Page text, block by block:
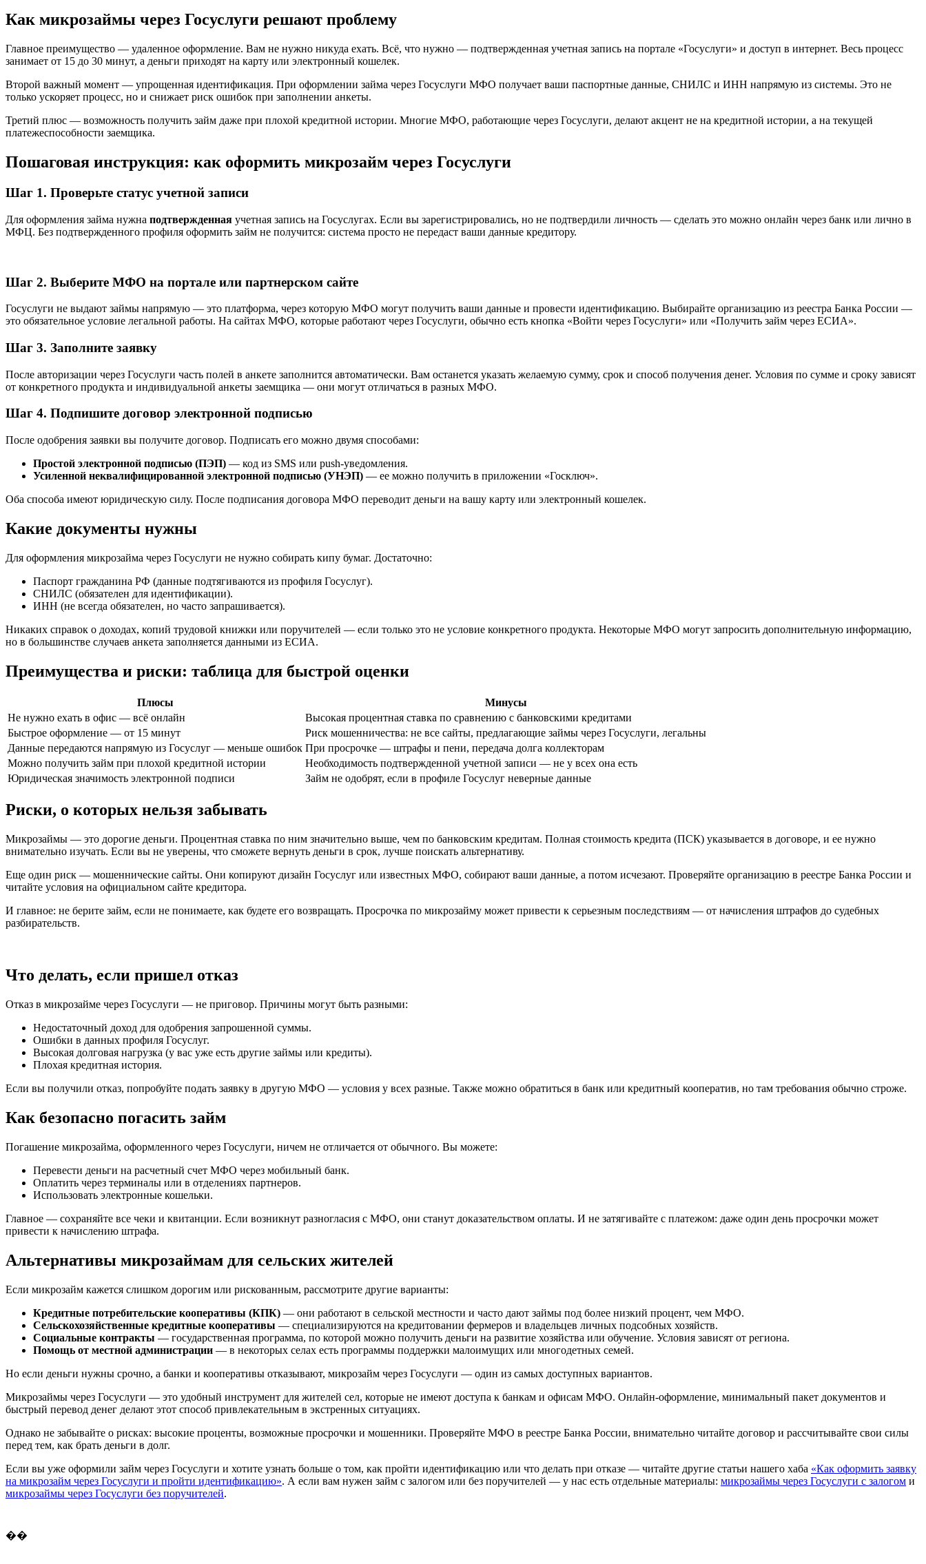
Как микрозаймы через Госуслуги решают проблему
Главное преимущество — удаленное оформление. Вам не нужно никуда ехать. Всё, что нужно — подтвержденная учетная запись на портале «Госуслуги» и доступ в интернет. Весь процесс
занимает от 15 до 30 минут, а деньги приходят на карту или электронный кошелек.
Второй важный момент — упрощенная идентификация. При оформлении займа через Госуслуги МФО получает ваши паспортные данные, СНИЛС и ИНН напрямую из системы. Это не
только ускоряет процесс, но и снижает риск ошибок при заполнении анкеты.
Третий плюс — возможность получить займ даже при плохой кредитной истории. Многие МФО, работающие через Госуслуги, делают акцент не на кредитной истории, а на текущей
платежеспособности заемщика.
Пошаговая инструкция: как оформить микрозайм через Госуслуги
Шаг 1. Проверьте статус учетной записи
Для оформления займа нужна подтвержденная учетная запись на Госуслугах. Если вы зарегистрировались, но не подтвердили личность — сделать это можно онлайн через банк или лично в
МФЦ. Без подтвержденного профиля оформить займ не получится: система просто не передаст ваши данные кредитору.
Шаг 2. Выберите МФО на портале или партнерском сайте
Госуслуги не выдают займы напрямую — это платформа, через которую МФО могут получить ваши данные и провести идентификацию. Выбирайте организацию из реестра Банка России —
это обязательное условие легальной работы. На сайтах МФО, которые работают через Госуслуги, обычно есть кнопка «Войти через Госуслуги» или «Получить займ через ЕСИА».
Шаг 3. Заполните заявку
После авторизации через Госуслуги часть полей в анкете заполнится автоматически. Вам останется указать желаемую сумму, срок и способ получения денег. Условия по сумме и сроку зависят
от конкретного продукта и индивидуальной анкеты заемщика — они могут отличаться в разных МФО.
Шаг 4. Подпишите договор электронной подписью
После одобрения заявки вы получите договор. Подписать его можно двумя способами:
Простой электронной подписью (ПЭП) — код из SMS или push-уведомления.
Усиленной неквалифицированной электронной подписью (УНЭП) — ее можно получить в приложении «Госключ».
Оба способа имеют юридическую силу. После подписания договора МФО переводит деньги на вашу карту или электронный кошелек.
Какие документы нужны
Для оформления микрозайма через Госуслуги не нужно собирать кипу бумаг. Достаточно:
Паспорт гражданина РФ (данные подтягиваются из профиля Госуслуг).
СНИЛС (обязателен для идентификации).
ИНН (не всегда обязателен, но часто запрашивается).
Никаких справок о доходах, копий трудовой книжки или поручителей — если только это не условие конкретного продукта. Некоторые МФО могут запросить дополнительную информацию,
но в большинстве случаев анкета заполняется данными из ЕСИА.
Преимущества и риски: таблица для быстрой оценки
Плюсы
Минусы
Не нужно ехать в офис — всё онлайн
Высокая процентная ставка по сравнению с банковскими кредитами
Быстрое оформление — от 15 минут
Риск мошенничества: не все сайты, предлагающие займы через Госуслуги, легальны
Данные передаются напрямую из Госуслуг — меньше ошибок При просрочке — штрафы и пени, передача долга коллекторам
Можно получить займ при плохой кредитной истории
Необходимость подтвержденной учетной записи — не у всех она есть
Юридическая значимость электронной подписи
Займ не одобрят, если в профиле Госуслуг неверные данные
Риски, о которых нельзя забывать
Микрозаймы — это дорогие деньги. Процентная ставка по ним значительно выше, чем по банковским кредитам. Полная стоимость кредита (ПСК) указывается в договоре, и ее нужно
внимательно изучать. Если вы не уверены, что сможете вернуть деньги в срок, лучше поискать альтернативу.
Еще один риск — мошеннические сайты. Они копируют дизайн Госуслуг или известных МФО, собирают ваши данные, а потом исчезают. Проверяйте организацию в реестре Банка России и
читайте условия на официальном сайте кредитора.
И главное: не берите займ, если не понимаете, как будете его возвращать. Просрочка по микрозайму может привести к серьезным последствиям — от начисления штрафов до судебных
разбирательств.
Что делать, если пришел отказ
Отказ в микрозайме через Госуслуги — не приговор. Причины могут быть разными:
Недостаточный доход для одобрения запрошенной суммы.
Ошибки в данных профиля Госуслуг.
Высокая долговая нагрузка (у вас уже есть другие займы или кредиты).
Плохая кредитная история.
Если вы получили отказ, попробуйте подать заявку в другую МФО — условия у всех разные. Также можно обратиться в банк или кредитный кооператив, но там требования обычно строже.
Как безопасно погасить займ
Погашение микрозайма, оформленного через Госуслуги, ничем не отличается от обычного. Вы можете:
Перевести деньги на расчетный счет МФО через мобильный банк.
Оплатить через терминалы или в отделениях партнеров.
Использовать электронные кошельки.
Главное — сохраняйте все чеки и квитанции. Если возникнут разногласия с МФО, они станут доказательством оплаты. И не затягивайте с платежом: даже один день просрочки может
привести к начислению штрафа.
Альтернативы микрозаймам для сельских жителей
Если микрозайм кажется слишком дорогим или рискованным, рассмотрите другие варианты:
Кредитные потребительские кооперативы (КПК) — они работают в сельской местности и часто дают займы под более низкий процент, чем МФО.
Сельскохозяйственные кредитные кооперативы — специализируются на кредитовании фермеров и владельцев личных подсобных хозяйств.
Социальные контракты — государственная программа, по которой можно получить деньги на развитие хозяйства или обучение. Условия зависят от региона.
Помощь от местной администрации — в некоторых селах есть программы поддержки малоимущих или многодетных семей.
Но если деньги нужны срочно, а банки и кооперативы отказывают, микрозайм через Госуслуги — один из самых доступных вариантов.
Микрозаймы через Госуслуги — это удобный инструмент для жителей сел, которые не имеют доступа к банкам и офисам МФО. Онлайн-оформление, минимальный пакет документов и
быстрый перевод денег делают этот способ привлекательным в экстренных ситуациях.
Однако не забывайте о рисках: высокие проценты, возможные просрочки и мошенники. Проверяйте МФО в реестре Банка России, внимательно читайте договор и рассчитывайте свои силы
перед тем, как брать деньги в долг.
Если вы уже оформили займ через Госуслуги и хотите узнать больше о том, как пройти идентификацию или что делать при отказе — читайте другие статьи нашего хаба «Как оформить заявку
на микрозайм через Госуслуги и пройти идентификацию». А если вам нужен займ с залогом или без поручителей — у нас есть отдельные материалы: микрозаймы через Госуслуги с залогом и
микрозаймы через Госуслуги без поручителей.
��